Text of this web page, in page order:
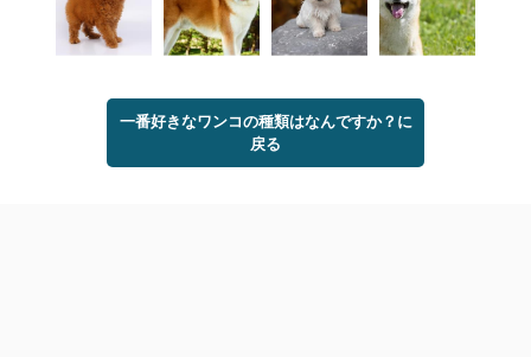
一番好きなワンコの種類はなんですか？に
戻る